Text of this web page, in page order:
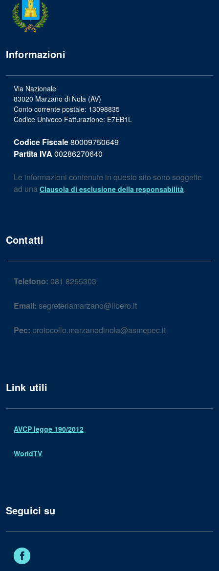
Informazioni
Via Nazionale
83020 Marzano di Nola (AV)
Conto corrente postale: 13098835
Codice Univoco Fatturazione: E7EB1L
Codice Fiscale80009750649
Partita IVA 00286270640
Le informazioni contenute in questo sito sono soggette
ad una Clausola di esclusione della responsabilità.
Contatti
Telefono: 081 8255303
Email: segreteriamarzano@libero.it
Pec: protocollo.marzanodinola@asmepec.it
Link utili
AVCP legge 190/2012
WorldTV
Seguici su